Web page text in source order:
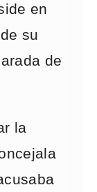
en
su
de
la